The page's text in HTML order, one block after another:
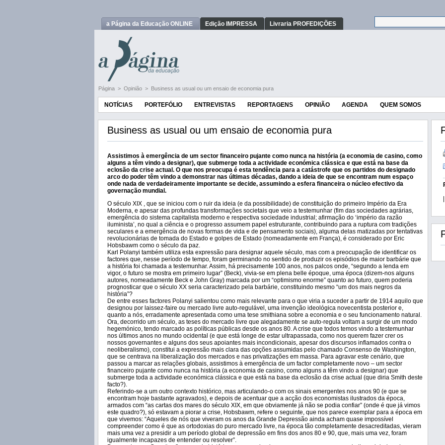
a Página da Educação ONLINE Edição IMPRESSA Livraria PROFEDIÇÕES
Página > Opinião > Business as usual ou um ensaio de economia pura
NOTÍCIAS PORTEFÓLIO ENTREVISTAS REPORTAGENS OPINIÃO AGENDA QUEM SOMOS
Business as usual ou um ensaio de economia pura
Assistimos à emergência de um sector financeiro pujante como nunca na história (a economia de casino, como
alguns a têm vindo a designar), que submerge toda a actividade económica clássica e que está na base da
eclosão da crise actual. O que nos preocupa é esta tendência para a catástrofe que os partidos do designado
arco do poder têm vindo a demonstrar nas últimas décadas, dando a ideia de que se encontram num espaço
onde nada de verdadeiramente importante se decide, assumindo a esfera financeira o núcleo efectivo da
governação mundial.
O século XIX , que se iniciou com o ruir da ideia (e da possibilidade) de constituição do primeiro Império da Era
Moderna, e apesar das profundas transformações societais que veio a testemunhar (fim das sociedades agrárias,
emergência do sistema capitalista moderno e respectiva sociedade industrial; afirmação do ‘império da razão
iluminista’, no qual a ciência e o progresso assumem papel estruturante, contribuindo para a ruptura com tradições
seculares e a emergência de novas formas de vida e de pensamento sociais), alguma delas matizadas por tentativas
revolucionárias de tomada do Estado e golpes de Estado (nomeadamente em França), é considerado por Eric
Hobsbawm como o século da paz.
Karl Polanyi também utiliza esta expressão para designar aquele século, mas com a preocupação de identificar os
factores que, nesse período de tempo, foram germinando no sentido de produzir os episódios de maior barbárie que
a história foi chamada a testemunhar. Assim, há precisamente 100 anos, nos palcos onde, “segundo a lenda em
vigor, o futuro se mostra em primeiro lugar” (Beck), vivia-se em plena belle époque, uma época (dizem-nos alguns
autores, nomeadamente Beck e John Gray) marcada por um “optimismo enorme” quanto ao futuro, quem poderia
prognosticar que o século XX seria caracterizado pela barbárie, constituindo mesmo “um dos mais negros da
história”?
De entre esses factores Polanyi salientou como mais relevante para o que viria a suceder a partir de 1914 aquilo que
designou por laissez-faire ou mercado livre auto-regulável, uma invenção ideológica novecentista posterior e,
quanto a nós, erradamente apresentada como uma tese smithiana sobre a economia e o seu funcionamento natural.
Ora, decorrido um século, as teses do mercado livre que alegadamente se auto-regula voltam a surgir de um modo
hegemónico, tendo marcado as políticas públicas desde os anos 80. A crise que todos temos vindo a testemunhar
nos últimos anos no mundo ocidental (e que está longe de estar ultrapassada, como nos querem fazer crer os
nossos governantes e alguns dos seus apoiantes mais incondicionais, apesar dos discursos inflamados contra o
neoliberalismo), constitui a expressão mais clara das opções assumidas pelo chamado Consenso de Washington,
que se centrava na liberalização dos mercados e nas privatizações em massa. Para agravar este cenário, que
passou a marcar as relações globais, assistimos à emergência de um factor completamente novo – um sector
financeiro pujante como nunca na história (a economia de casino, como alguns a têm vindo a designar) que
submerge toda a actividade económica clássica e que está na base da eclosão da crise actual (que diria Smith deste
facto?).
Referindo-se a um outro contexto histórico, mas articulando-o com os sinais emergentes nos anos 90 (e que se
encontram hoje bastante agravados), e depois de acentuar que a acção dos economistas ilustrados da época,
armados com “as cartas dos mares do século XIX, em que obviamente já não se podia confiar” (onde é que já vimos
este quadro?), só estavam a piorar a crise, Hobsbawm, refere o seguinte, que nos parece exemplar para a época em
que vivemos: “Aqueles de nós que viveram os anos da Grande Depressão ainda acham quase impossível
compreender como é que as ortodoxias do puro mercado livre, na época tão completamente desacreditadas, vieram
mais uma vez a presidir a um período global de depressão em fins dos anos 80 e 90, que, mais uma vez, foram
igualmente incapazes de entender ou resolver”.